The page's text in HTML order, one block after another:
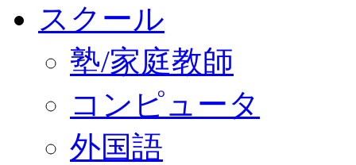
スクール
塾/家庭教師
コンピュータ
外国語